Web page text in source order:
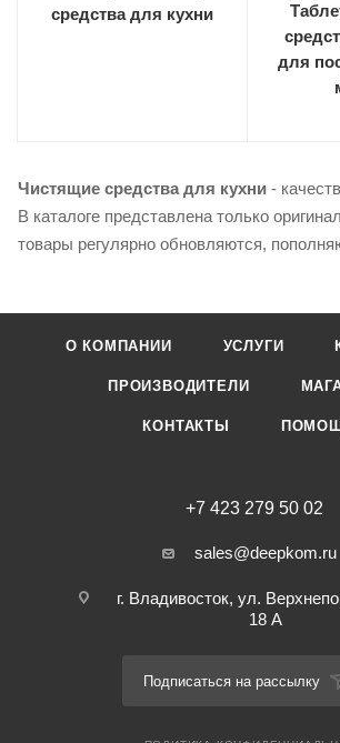
средства для кухни
для
Чистящие средства для кухни -
В каталоге представлена только
товары регулярно обновляются,
О КОМПАНИИ УСЛУГИ
ПРОИЗВОДИТЕЛИ
КОНТАКТЫ
+7 423 279 50 02
sales@deepkom.ru
г. Владивосток, ул.
18 А
Подписаться на рассылку